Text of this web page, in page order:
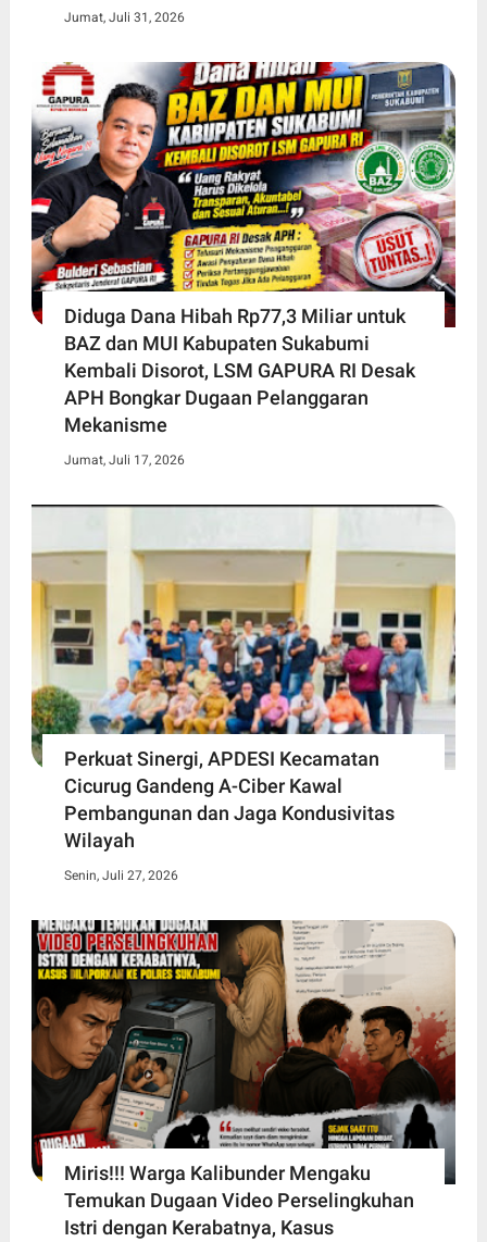
Jumat, Juli 31, 2026
Diduga Dana Hibah Rp77,3 Miliar untuk
BAZ dan MUI Kabupaten Sukabumi
Kembali Disorot, LSM GAPURA RI Desak
APH Bongkar Dugaan Pelanggaran
Mekanisme
Jumat, Juli 17, 2026
Perkuat Sinergi, APDESI Kecamatan
Cicurug Gandeng A-Ciber Kawal
Pembangunan dan Jaga Kondusivitas
Wilayah
Senin, Juli 27, 2026
Miris!!! Warga Kalibunder Mengaku
Temukan Dugaan Video Perselingkuhan
Istri dengan Kerabatnya, Kasus